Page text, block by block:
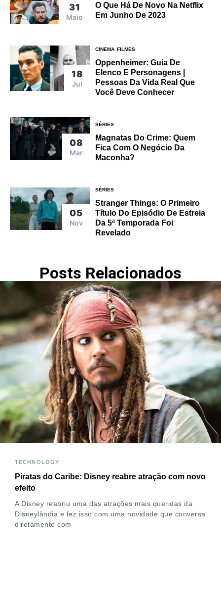
31
Maio
O Que Há De Novo Na Netflix
Em Junho De 2023
18
Jul
CINEMA FILMES
Oppenheimer: Guia De
Elenco E Personagens |
Pessoas Da Vida Real Que
Você Deve Conhecer
08
Mar
SÉRIES
Magnatas Do Crime: Quem
Fica Com O Negócio Da
Maconha?
05
Nov
SÉRIES
Stranger Things: O Primeiro
Título Do Episódio De Estreia
Da 5ª Temporada Foi
Revelado
Posts Relacionados
TECHNOLOGY
Piratas do Caribe: Disney reabre atração com novo
efeito
A Disney reabriu uma das atrações mais queridas da
Disneylândia e fez isso com uma novidade que conversa
diretamente com